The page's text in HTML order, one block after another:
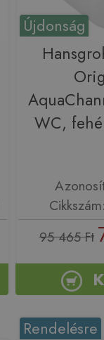
Újdonság
WC,
95 465 Ft
Rendelésre